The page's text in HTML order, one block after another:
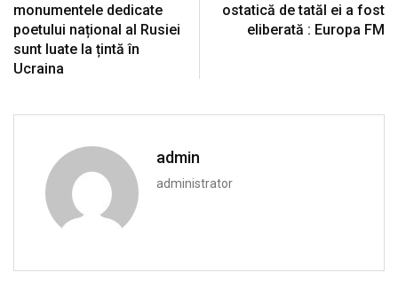
monumentele dedicate
poetului național al Rusiei
sunt luate la țintă în
Ucraina
ostatică de tatăl ei a fost
eliberată : Europa FM
admin
administrator